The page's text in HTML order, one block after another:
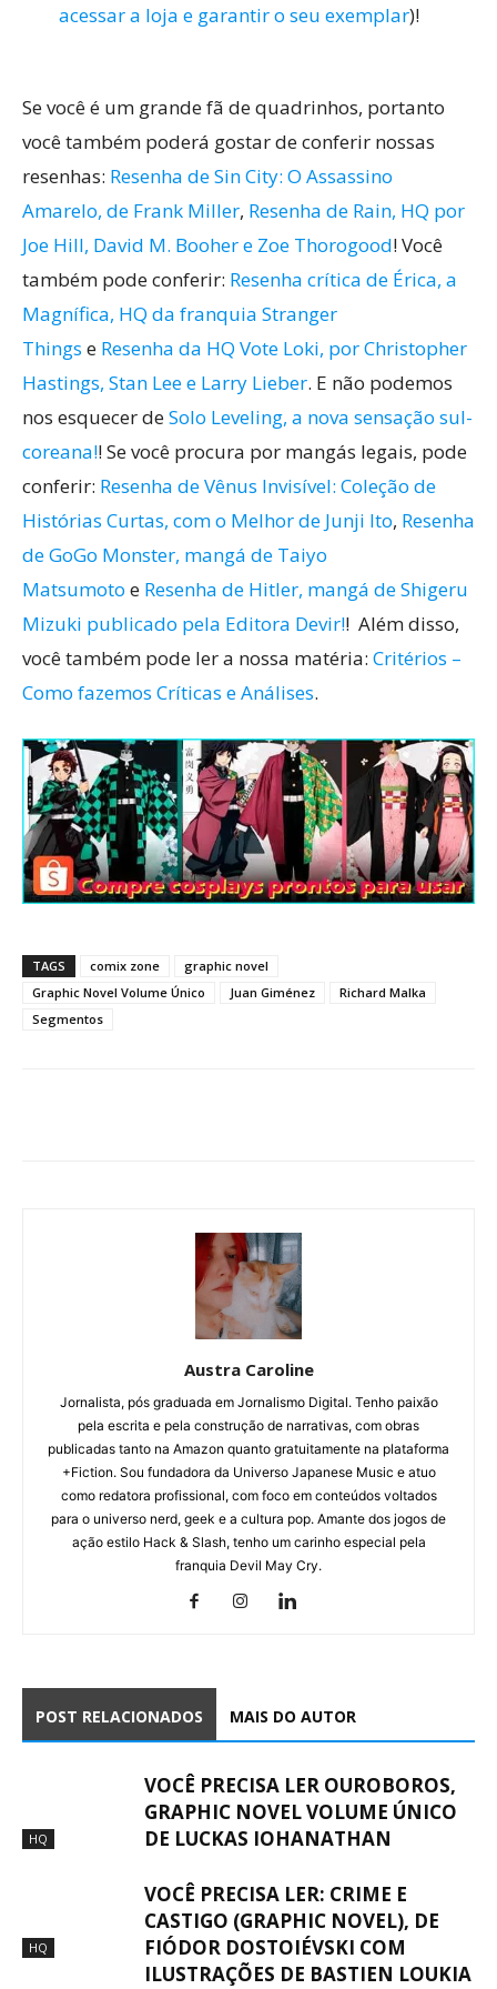
acessar a loja e garantir o seu exemplar)!
Se você é um grande fã de quadrinhos, portanto
você também poderá gostar de conferir nossas
resenhas: Resenha de Sin City: O Assassino
Amarelo, de Frank Miller, Resenha de Rain, HQ por
Joe Hill, David M. Booher e Zoe Thorogood! Você
também pode conferir: Resenha crítica de Érica, a
Magnífica, HQ da franquia Stranger
Things e Resenha da HQ Vote Loki, por Christopher
Hastings, Stan Lee e Larry Lieber. E não podemos
nos esquecer deSolo Leveling, a nova sensação sul-
coreana!! Se você procura por mangás legais, pode
conferir: Resenha de Vênus Invisível: Coleção de
Histórias Curtas, com o Melhor de Junji Ito, Resenha
de GoGo Monster, mangá de Taiyo
Matsumoto e Resenha de Hitler, mangá de Shigeru
Mizuki publicado pela Editora Devir!! Além disso,
você também pode ler a nossa matéria: Critérios –
Como fazemos Críticas e Análises.
TAGS comix zone
graphic novel
Graphic Novel Volume Único
Juan Giménez
Richard Malka
Segmentos
Austra Caroline
Jornalista, pós graduada em Jornalismo Digital. Tenho paixão
pela escrita e pela construção de narrativas, com obras
publicadas tanto na Amazon quanto gratuitamente na plataforma
+Fiction. Sou fundadora da Universo Japanese Music e atuo
como redatora profissional, com foco em conteúdos voltados
para o universo nerd, geek e a cultura pop. Amante dos jogos de
ação estilo Hack & Slash, tenho um carinho especial pela
franquia Devil May Cry.
POST RELACIONADOS MAIS DO AUTOR
HQ
VOCÊ PRECISA LER OUROBOROS,
GRAPHIC NOVEL VOLUME ÚNICO
DE LUCKAS IOHANATHAN
HQ
VOCÊ PRECISA LER: CRIME E
CASTIGO (GRAPHIC NOVEL), DE
FIÓDOR DOSTOIÉVSKI COM
ILUSTRAÇÕES DE BASTIEN LOUKIA